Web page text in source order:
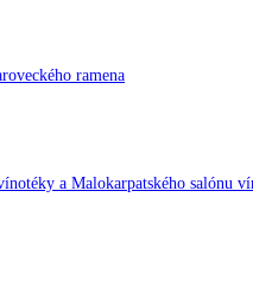
ramena
a Malokarpatského salónu